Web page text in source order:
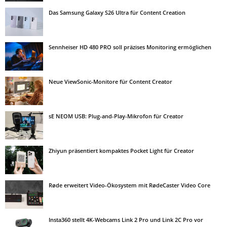
Das Samsung Galaxy S26 Ultra für Content Creation
Sennheiser HD 480 PRO soll präzises Monitoring ermöglichen
Neue ViewSonic-Monitore für Content Creator
sE NEOM USB: Plug-and-Play-Mikrofon für Creator
Zhiyun präsentiert kompaktes Pocket Light für Creator
Røde erweitert Video-Ökosystem mit RødeCaster Video Core
Insta360 stellt 4K-Webcams Link 2 Pro und Link 2C Pro vor